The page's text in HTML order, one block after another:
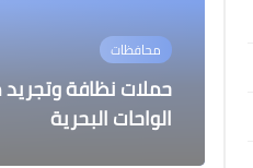
محافظات
حملات نظافة
الواحات البحرية
عالمى
وزير الزراعة بتركيا
الحرائق بالغابات
....
تصريح مدرس تاريخ
في اليوم العالمي
المصري بإرادته يسطر
المعاصر.
التعليم
التعليم / حجب نتيجة
من الطلاب